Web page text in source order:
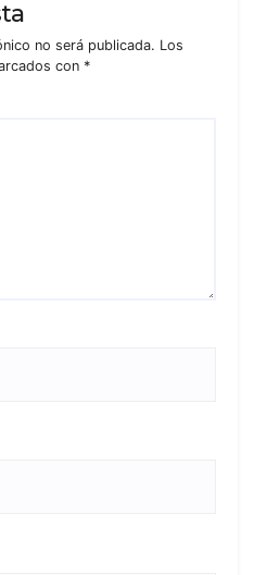
no será publicada. Los
con *